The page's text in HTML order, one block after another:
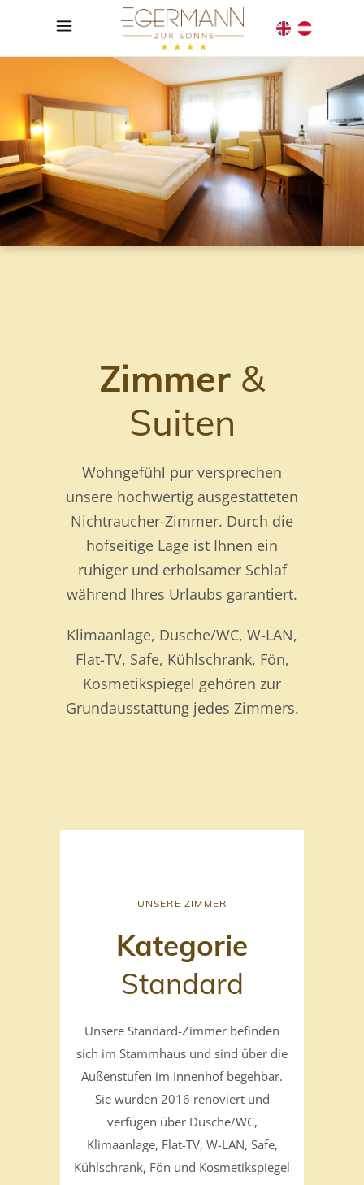
Zimmer &
Suiten
Wohngefühl pur versprechen
unsere hochwertig ausgestatteten
Nichtraucher-Zimmer. Durch die
hofseitige Lage ist Ihnen ein
ruhiger und erholsamer Schlaf
während Ihres Urlaubs garantiert.
Klimaanlage, Dusche/WC, W-LAN,
Flat-TV, Safe, Kühlschrank, Fön,
Kosmetikspiegel gehören zur
Grundausstattung jedes Zimmers.
UNSERE ZIMMER
Kategorie
Standard
Unsere Standard-Zimmer befinden
sich im Stammhaus und sind über die
Außenstufen im Innenhof begehbar.
Sie wurden 2016 renoviert und
verfügen über Dusche/WC,
Klimaanlage, Flat-TV, W-LAN, Safe,
Kühlschrank, Fön und Kosmetikspiegel